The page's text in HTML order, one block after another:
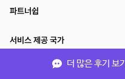
더 많은 후기 보기
파트너쉽
서비스 제공 국가